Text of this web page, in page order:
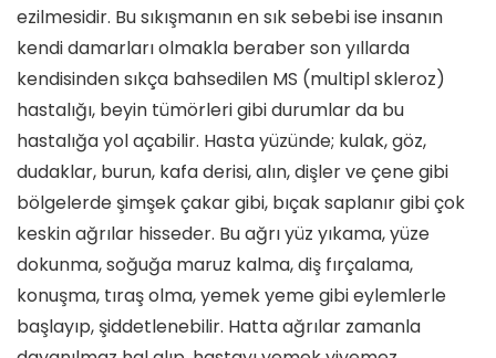
ezilmesidir. Bu sıkışmanın en sık sebebi ise insanın
kendi damarları olmakla beraber son yıllarda
kendisinden sıkça bahsedilen MS (multipl skleroz)
hastalığı, beyin tümörleri gibi durumlar da bu
hastalığa yol açabilir. Hasta yüzünde; kulak, göz,
dudaklar, burun, kafa derisi, alın, dişler ve çene gibi
bölgelerde şimşek çakar gibi, bıçak saplanır gibi çok
keskin ağrılar hisseder. Bu ağrı yüz yıkama, yüze
dokunma, soğuğa maruz kalma, diş fırçalama,
konuşma, tıraş olma, yemek yeme gibi eylemlerle
başlayıp, şiddetlenebilir. Hatta ağrılar zamanla